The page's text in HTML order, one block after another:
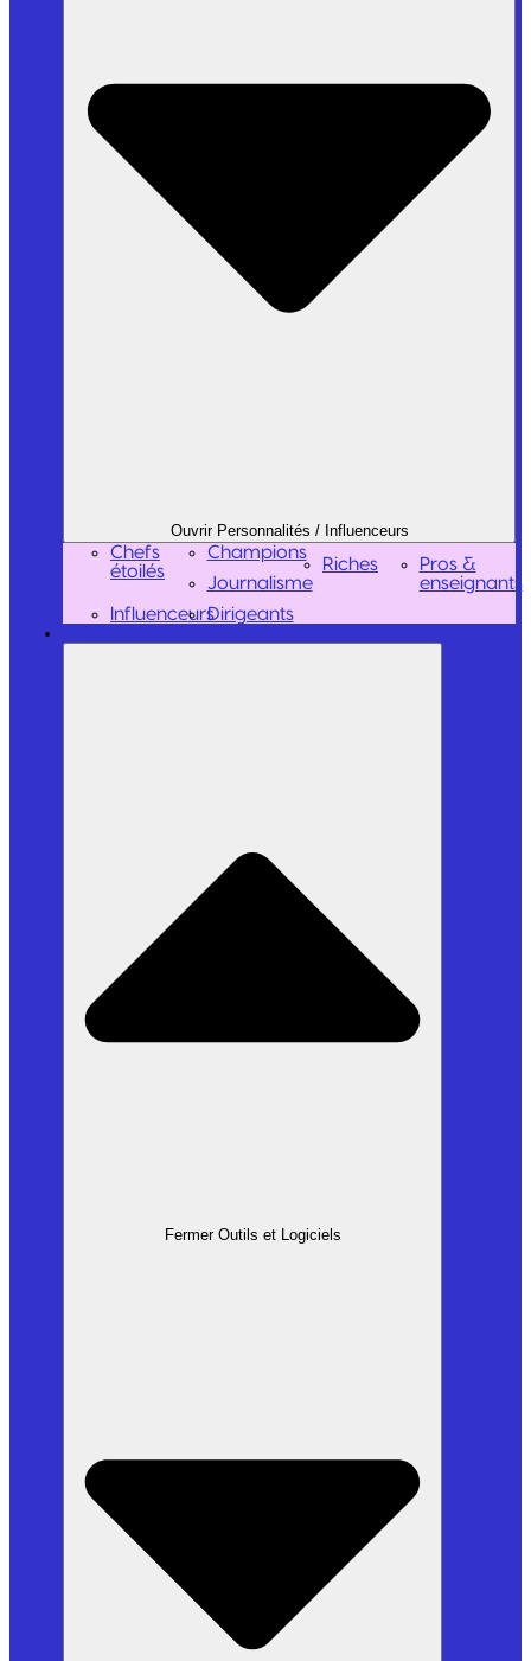
Ouvrir Personnalités / Influenceurs
Chefs
étoilés
Champions
Journalisme
InfluenceursDirigeants
Riches
Pros &
enseignants
Fermer Outils et Logiciels